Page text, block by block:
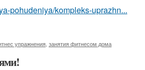
pohudeniya/kompleks-uprazhn...
упражнения занятия фитнесом дома